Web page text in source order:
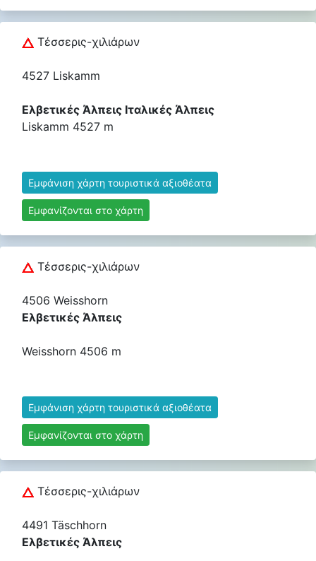
Τέσσερις-χιλιάρων
4527 Liskamm
Ελβετικές Άλπεις Ιταλικές Άλπεις
Liskamm 4527 m
Εμφάνιση χάρτη τουριστικά αξιοθέατα
Εμφανίζονται στο χάρτη
Τέσσερις-χιλιάρων
4506 Weisshorn
Ελβετικές Άλπεις
Weisshorn 4506 m
Εμφάνιση χάρτη τουριστικά αξιοθέατα
Εμφανίζονται στο χάρτη
Τέσσερις-χιλιάρων
4491 Täschhorn
Ελβετικές Άλπεις